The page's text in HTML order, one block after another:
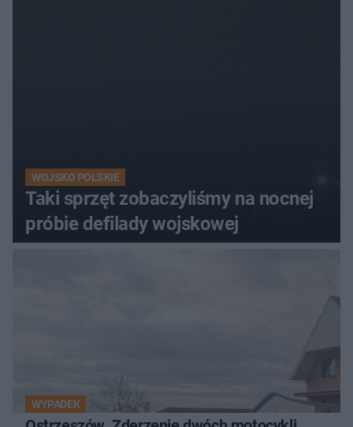
WOJSKO POLSKIE
Taki sprzęt zobaczyliśmy na nocnej
próbie defilady wojskowej
WYPADEK